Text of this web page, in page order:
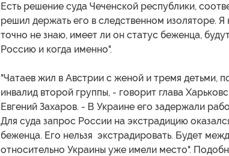
Есть решение суда Чеченской республики,
решил держать его в следственном изоляторе. Я
точно не знаю, имеет ли он статус беженца,
Россию и когда именно".
"Чатаев жил в Австрии с женой и тремя детьми,
инвалид второй группы, - говорит глава
Евгений Захаров. - В Украине его задержали
Для суда запрос России на экстрадицию
беженца. Его нельзя экстрадировать. Будет
относительно Украины уже имели место".